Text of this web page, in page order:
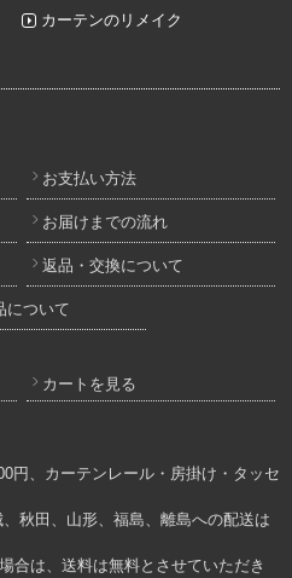
カーテンのリメイク
お支払い方法
お届けまでの流れ
返品・交換について
について
カートを見る
円、カーテンレール・房掛け・タッセ
秋田、山形、福島、離島への配送は
合は、送料は無料とさせていただき